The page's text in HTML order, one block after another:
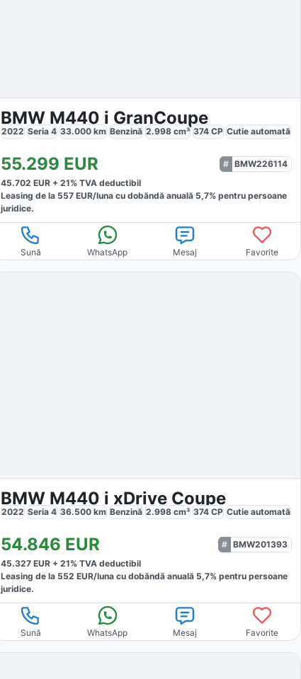
BMW M440 i GranCoupe
2022 Seria 4 33.000km Benzină 2.998cm³ 374CP Cutie automată
55.299 EUR
BMW226114
45.702 EUR + 21% TVA deductibil
Leasing de la 557EUR/lunacu dobăndă anuală 5,7% pentru persoane
juridice.
Sună WhatsApp Mesaj Favorite
BMW M440 i xDrive Coupe
2022 Seria 4 36.500km Benzină 2.998cm³ 374CP Cutie automată
54.846 EUR
BMW201393
45.327EUR + 21% TVA deductibil
Leasing de la 552 EUR/lunacu dobăndă anuală 5,7% pentru persoane
juridice.
Sună WhatsApp Mesaj Favorite